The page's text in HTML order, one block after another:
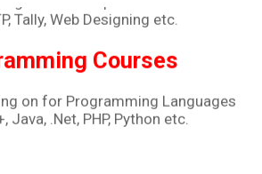
Courses
on for Programming Languages
Java, .Net, PHP, Python etc.